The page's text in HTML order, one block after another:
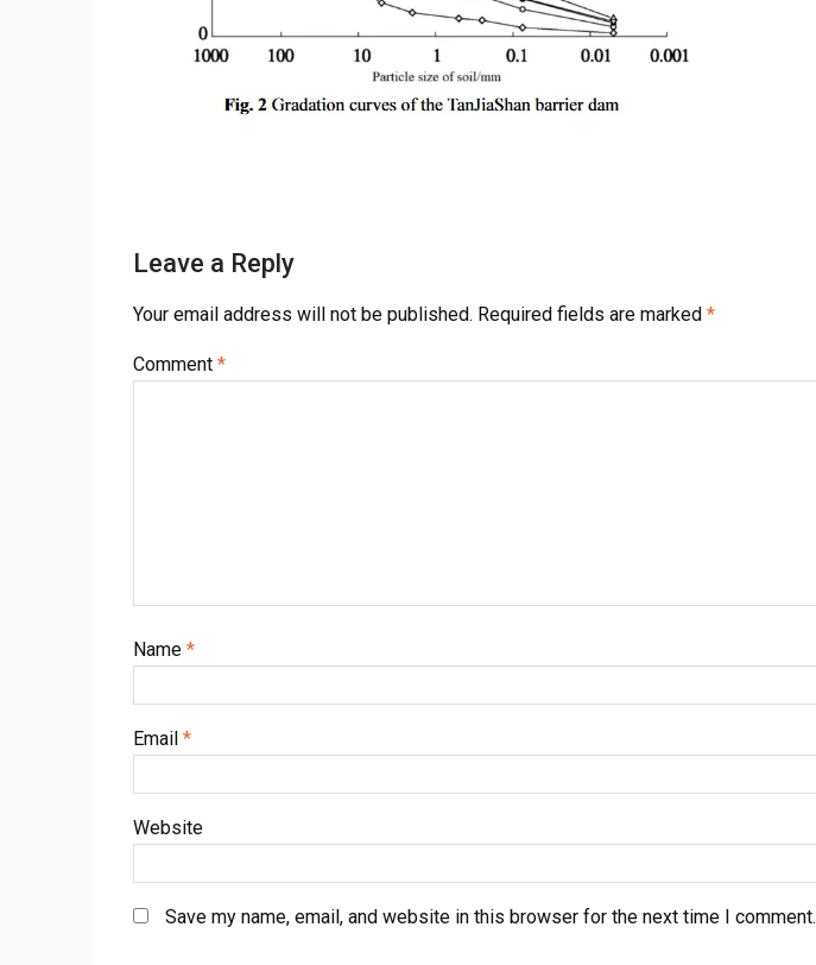
Leave a Reply
Your email address will not be published. Required fields are marked *
Comment *
Name *
Email *
Website
Save my name, email, and website in this browser for the next time I comment.